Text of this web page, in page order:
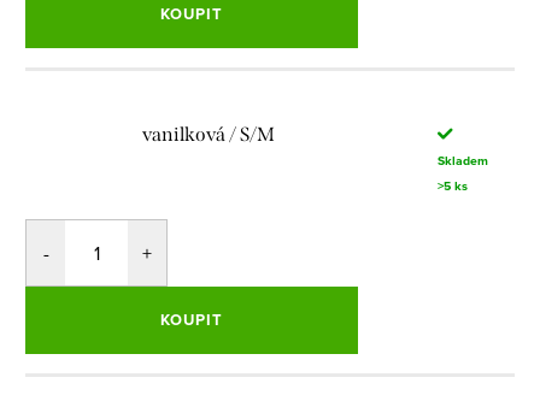
KOUPIT
vanilková / S/M
Skladem
>5 ks
KOUPIT